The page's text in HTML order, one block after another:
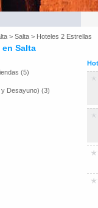
> Salta > Hoteles 2 Estrellas
en Salta
(5)
Desayuno) (3)